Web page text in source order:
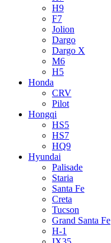
H9
F7
Jolion
Dargo
Dargo X
M6
H5
Honda
CRV
Pilot
Hongqi
HS5
HS7
HQ9
Hyundai
Palisade
Staria
Santa Fe
Creta
Tucson
Grand Santa Fe
H-1